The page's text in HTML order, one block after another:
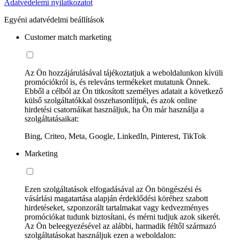
Adatvédelemi nyilatkozatot
Egyéni adatvédelmi beállítások
Customer match marketing
Az Ön hozzájárulásával tájékoztatjuk a weboldalunkon kívüli
promóciókról is, és releváns termékeket mutatunk Önnek.
Ebből a célból az Ön titkosított személyes adatait a következő
külső szolgáltatókkal összehasonlítjuk, és azok online
hirdetési csatornáikat használjuk, ha Ön már használja a
szolgáltatásaikat:
Bing, Criteo, Meta, Google, LinkedIn, Pinterest, TikTok
Marketing
Ezen szolgáltatások elfogadásával az Ön böngészési és
vásárlási magatartása alapján érdeklődési köréhez szabott
hirdetéseket, szponzorált tartalmakat vagy kedvezményes
promóciókat tudunk biztosítani, és mérni tudjuk azok sikerét.
Az Ön beleegyezésével az alábbi, harmadik féltől származó
szolgáltatásokat használjuk ezen a weboldalon: